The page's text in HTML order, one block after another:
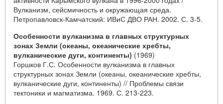
Вулканизм, сейсмичность и окружающая среда.
Петропавловск-Камчатский: ИВиС ДВО РАН. 2002. С. 3-5.
Особенности вулканизма в главных структурных
зонах Земли (океаны, океанические хребты,
вулканические дуги, континенты) (1969)
Горшков Г.С. Особенности вулканизма в главных
структурных зонах Земли (океаны, океанические хребты,
вулканические дуги, континенты) // Проблемы связи
тектоники и магматизма. 1969. С. 213-223.